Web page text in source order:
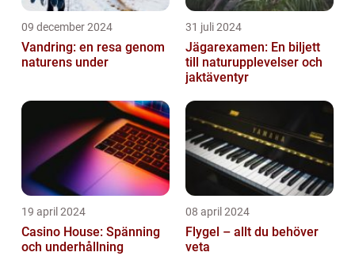
09 december 2024
Vandring: en resa genom
naturens under
31 juli 2024
Jägarexamen: En biljett
till naturupplevelser och
jaktäventyr
19 april 2024
Casino House: Spänning
och underhållning
08 april 2024
Flygel – allt du behöver
veta